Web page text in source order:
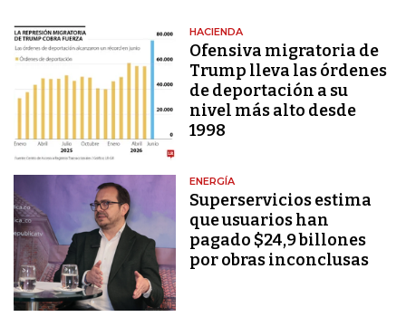
HACIENDA
Ofensiva migratoria de
Trump lleva las órdenes
de deportación a su
nivel más alto desde
1998
ENERGÍA
Superservicios estima
que usuarios han
pagado $24,9 billones
por obras inconclusas